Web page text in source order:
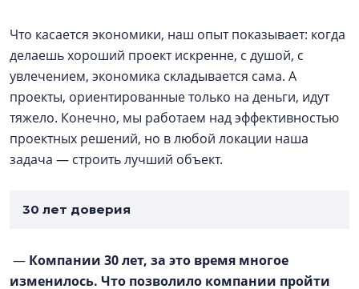
Что касается экономики, наш опыт показывает: когда
делаешь хороший проект искренне, с душой, с
увлечением, экономика складывается сама. А
проекты, ориентированные только на деньги, идут
тяжело. Конечно, мы работаем над эффективностью
проектных решений, но в любой локации наша
задача — строить лучший объект.
30 лет доверия
— Компании 30 лет, за это время многое
изменилось. Что позволило компании пройти